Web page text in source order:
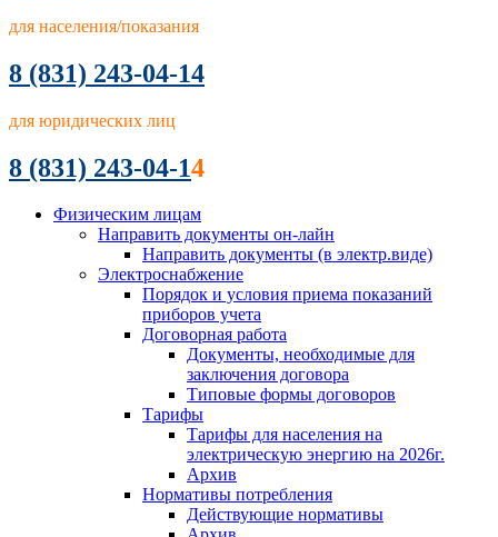
для населения/показания
8 (831) 243-04-14
для юридических лиц
8 (831) 243-04-14
Физическим лицам
Направить документы он-лайн
Направить документы (в электр.виде)
Электроснабжение
Порядок и условия приема показаний
приборов учета
Договорная работа
Документы, необходимые для
заключения договора
Типовые формы договоров
Тарифы
Тарифы для населения на
электрическую энергию на 2026г.
Архив
Нормативы потребления
Действующие нормативы